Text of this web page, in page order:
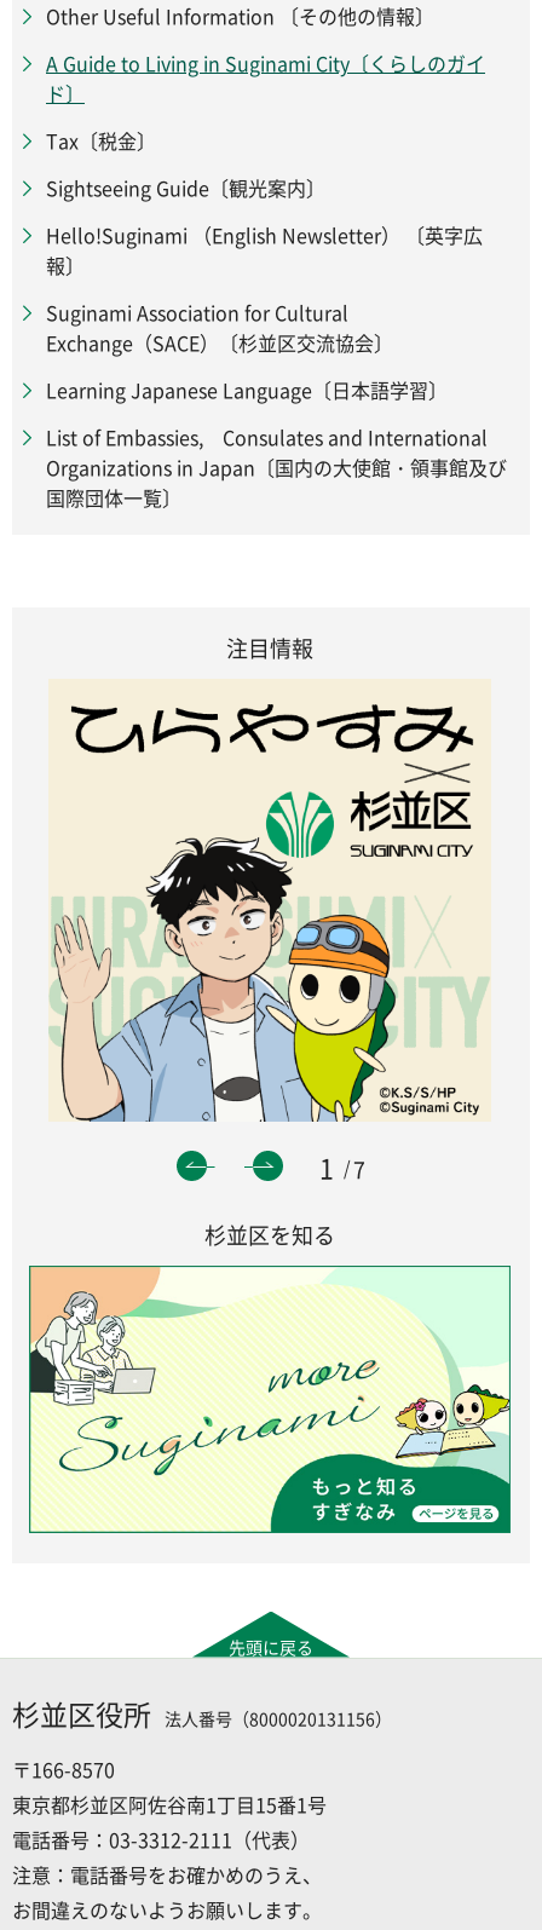
Other Useful Information 〔その他の情報〕
A Guide to Living in Suginami City〔くらしのガイ
ド〕
Tax〔税金〕
Sightseeing Guide〔観光案内〕
Hello!Suginami （English Newsletter） 〔英字広
報〕
Suginami Association for Cultural
Exchange（SACE）〔杉並区交流協会〕
Learning Japanese Language〔日本語学習〕
List of Embassies, Consulates and International
Organizations in Japan〔国内の大使館・領事館及び
国際団体一覧〕
注目情報
1
7
杉並区を知る
先頭に戻る
杉並区役所 法人番号（8000020131156）
〒166-8570
東京都杉並区阿佐谷南1丁目15番1号
電話番号：03-3312-2111（代表）
注意：電話番号をお確かめのうえ、
お間違えのないようお願いします。